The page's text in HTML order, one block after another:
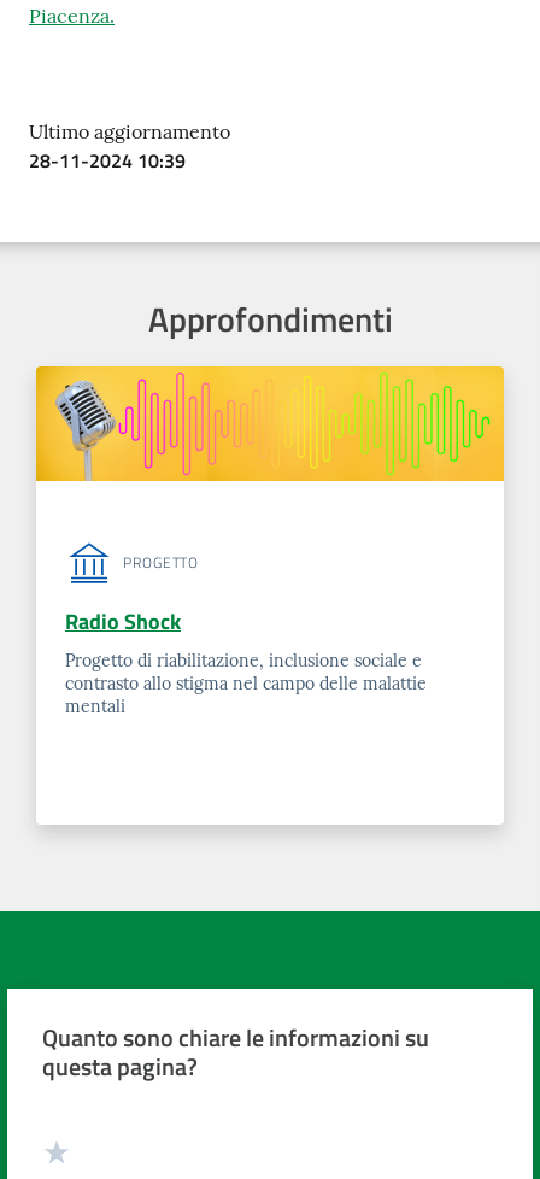
Seguici
Piacenza.
Ultimo aggiornamento
28-11-2024 10:39
Approfondimenti
PROGETTO
Radio Shock
Progetto di riabilitazione, inclusione sociale e
contrasto allo stigma nel campo delle malattie
mentali
Quanto sono chiare le informazioni su
questa pagina?